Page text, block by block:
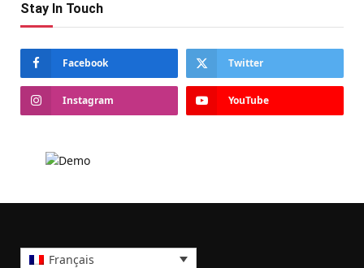
Stay In Touch
Facebook Twitter
Instagram YouTube
Français